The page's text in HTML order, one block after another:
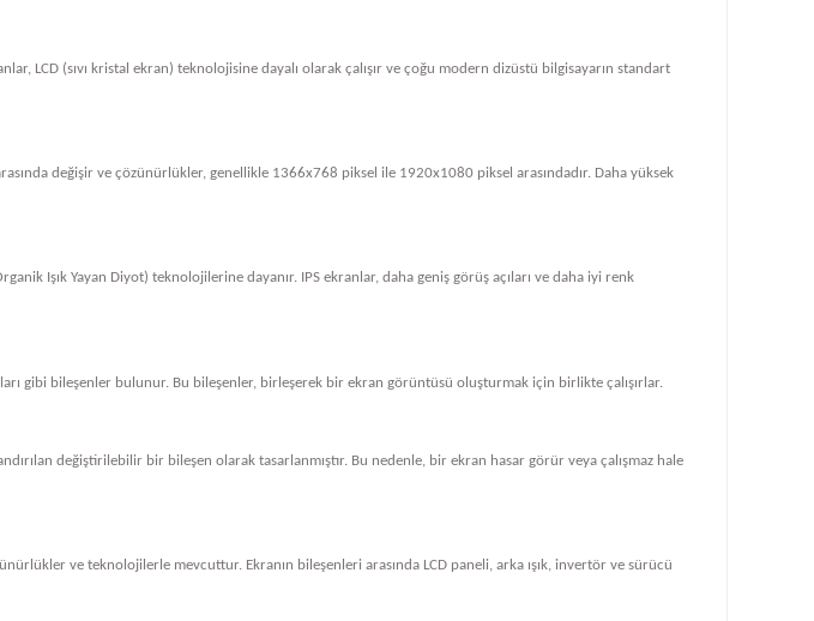
LCD (sıvı kristal ekran) teknolojisine dayalı olarak çalışır ve çoğu modern dizüstü bilgisayarın standart
değişir ve çözünürlükler, genellikle 1366x768 piksel ile 1920x1080 piksel arasındadır. Daha yüksek
Işık Yayan Diyot) teknolojilerine dayanır. IPS ekranlar, daha geniş görüş açıları ve daha iyi renk
gibi bileşenler bulunur. Bu bileşenler, birleşerek bir ekran görüntüsü oluşturmak için birlikte çalışırlar.
değiştirilebilir bir bileşen olarak tasarlanmıştır. Bu nedenle, bir ekran hasar görür veya çalışmaz hale
ve teknolojilerle mevcuttur. Ekranın bileşenleri arasında LCD paneli, arka ışık, invertör ve sürücü